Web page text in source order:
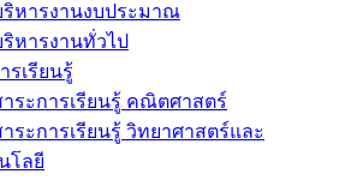
หารงานงบประมาณ
หารงานทั่วไป
รเรียนรู้
ระการเรียนรู้ คณิตศาสตร์
ระการเรียนรู้ วิทยาศาสตร์และ
โลยี